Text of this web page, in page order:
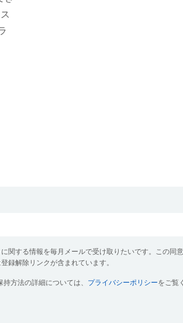
関する情報を毎月メールで受け取りたいです。この同
録解除リンクが含まれています。
方法の詳細については、 プライバシーポリシーをご覧